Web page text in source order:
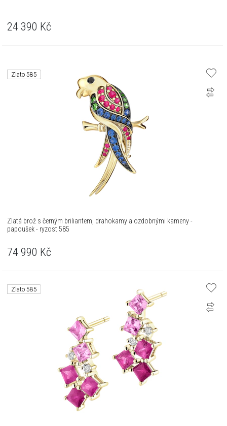
24 390 Kč
Zlato 585
Zlatá brož s černým briliantem, drahokamy a ozdobnými kameny -
papoušek - ryzost 585
74 990 Kč
Zlato 585